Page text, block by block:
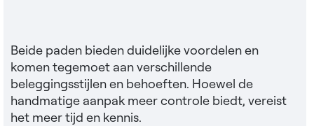
Beide paden bieden duidelijke voordelen en
komen tegemoet aan verschillende
beleggingsstijlen en behoeften. Hoewel de
handmatige aanpak meer controle biedt, vereist
het meer tijd en kennis.